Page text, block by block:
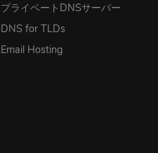
プライベートDNSサーバー
DNS for TLDs
Email Hosting